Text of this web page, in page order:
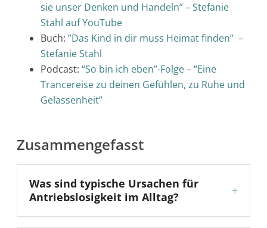
sie unser Denken und Handeln” – Stefanie
Stahl auf YouTube
Buch: ”Das Kind in dir muss Heimat finden” –
Stefanie Stahl
Podcast: “So bin ich eben”-Folge – “Eine
Trancereise zu deinen Gefühlen, zu Ruhe und
Gelassenheit”
Zusammengefasst
Was sind typische Ursachen für
Antriebslosigkeit im Alltag?
+